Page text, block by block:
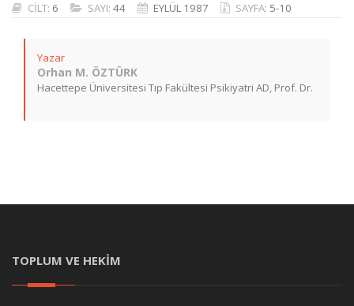
CİLT: 6 SAYI: 44 EYLÜL 1987 SAYFA: 5-10
Yazar
Orhan M. ÖZTÜRK
Hacettepe Üniversitesi Tıp Fakültesi Psikiyatri AD, Prof. Dr.
TOPLUM VE HEKİM